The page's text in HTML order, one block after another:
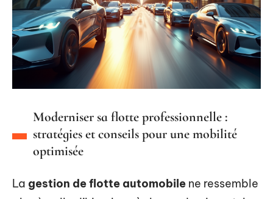
Moderniser sa flotte professionnelle :
stratégies et conseils pour une mobilité
optimisée
La gestion de flotte automobile ne ressemble